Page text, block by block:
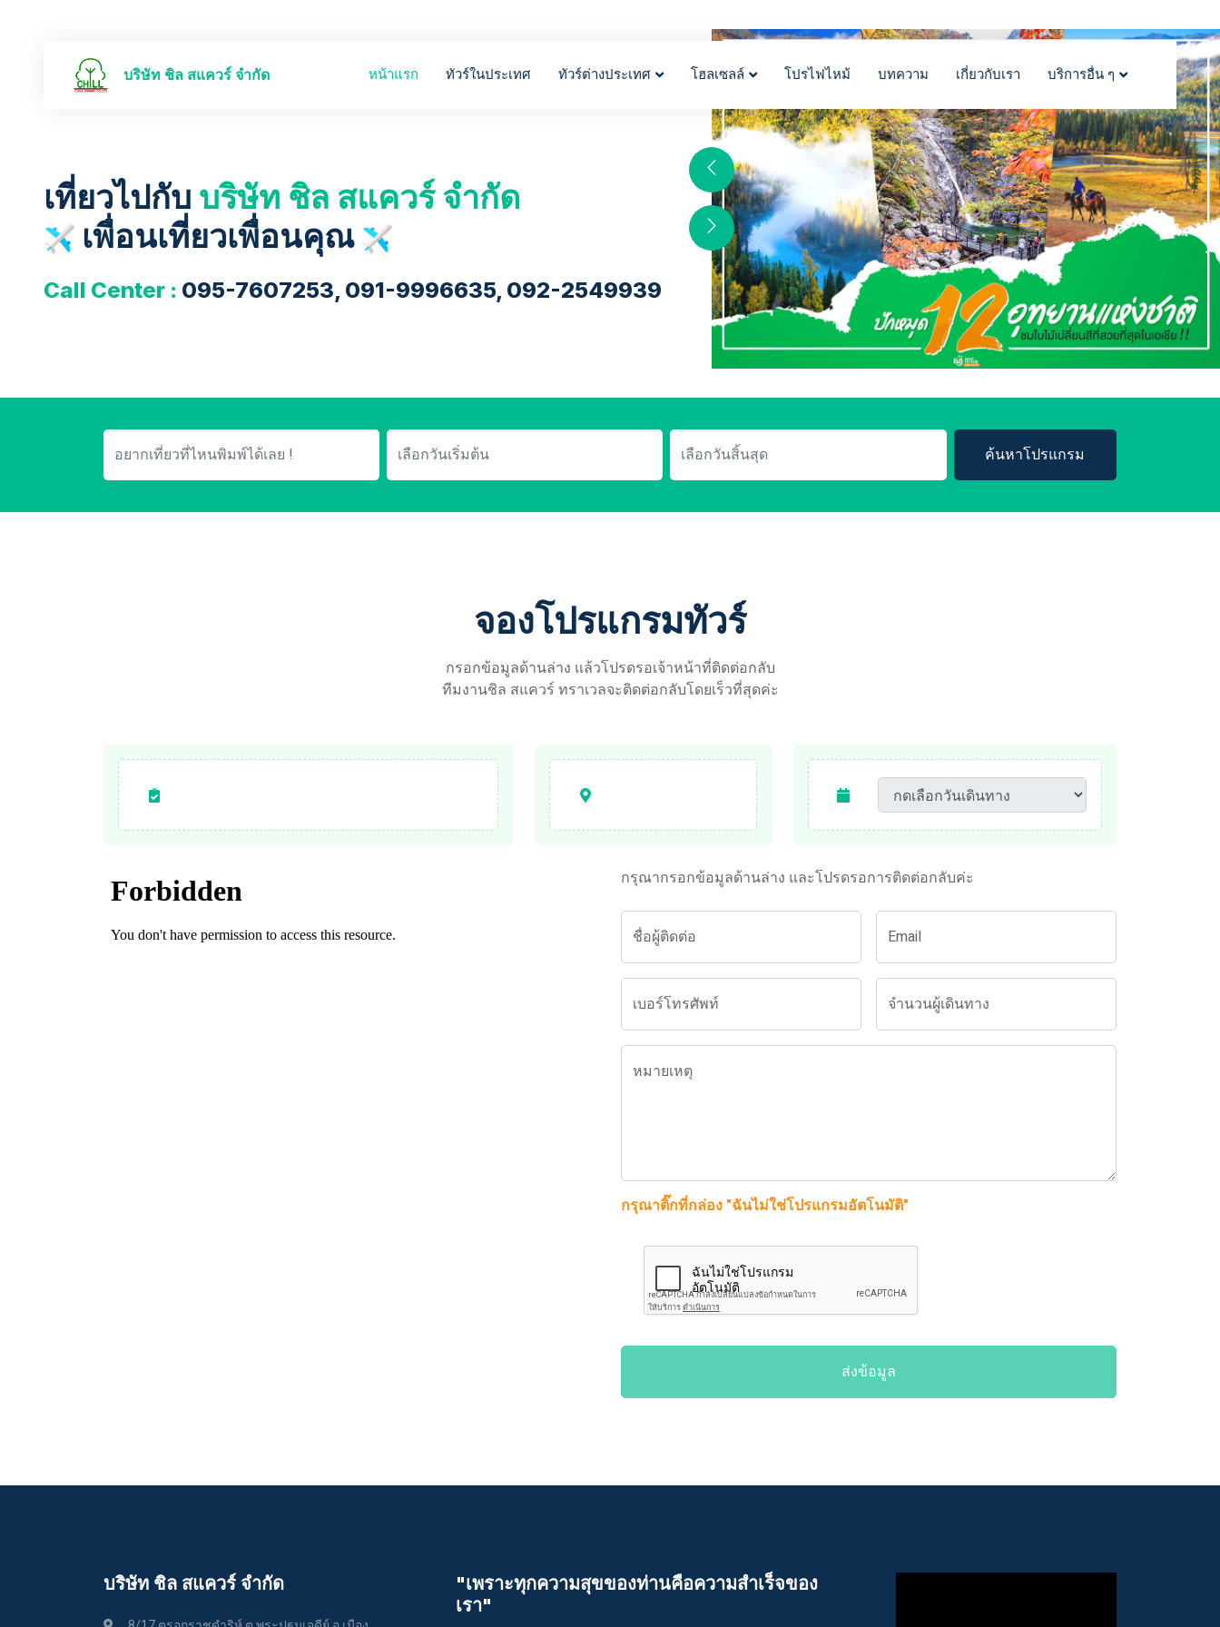
บริษัท ชิล สแควร์ จำกัด หน้าแรก ทัวร์ในประเทศ ทัวร์ต่างประเทศ โฮลเซลล์ โปรไฟไหม้ บทความ เกี่ยวกับเรา บริการอื่น ๆ
เที่ยวไปกับ บริษัท ชิล สแควร์ จำกัด
เพื่อนเที่ยวเพื่อนคุณ
Call Center : 095-7607253, 091-9996635, 092-2549939
ค้นหาโปรแกรม
จองโปรแกรมทัวร์
กรอกข้อมูลด้านล่าง แล้วโปรดรอเจ้าหน้าที่ติดต่อกลับ
ทีมงานชิล สแควร์ ทราเวลจะติดต่อกลับโดยเร็วที่สุดค่ะ
กรุณากรอกข้อมูลด้านล่าง และโปรดรอการติดต่อกลับค่ะ
ชื่อผู้ติดต่อ Email
เบอร์โทรศัพท์ จำนวนผู้เดินทาง
หมายเหตุ
กรุณาติ๊กที่กล่อง "ฉันไม่ใช่โปรแกรมอัตโนมัติ"
ส่งข้อมูล
บริษัท ชิล สแควร์ จำกัด
"เพราะทุกความสุขของท่านคือความสําเร็จของ
เรา"